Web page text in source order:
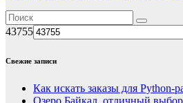
43755
Свежие записи
Как искать заказы для Python-